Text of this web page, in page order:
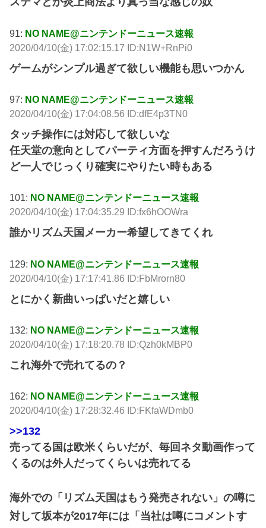
91: NO NAME@ニンテンドーニュース速報
2020/04/10(金) 17:02:15.17 ID:N1W+RnPi0
ゲームがシンプル過ぎて欲しい機能も思いつかん
97: NO NAME@ニンテンドーニュース速報
2020/04/10(金) 17:04:08.56 ID:dfE4p3TN0
タッチ操作には対応して欲しいな
任天堂の意向としてパーティ方面を押すんだろうけ
ど一人でじっくり確実にやりたい時もある
101: NO NAME@ニンテンドーニュース速報
2020/04/10(金) 17:04:35.29 ID:fx6hOOWra
誰かリズム天国メーカー希望してきてくれ
129: NO NAME@ニンテンドーニュース速報
2020/04/10(金) 17:17:41.86 ID:FbMrorn80
とにかく新曲いっぱいだと嬉しい
132: NO NAME@ニンテンドーニュース速報
2020/04/10(金) 17:18:20.78 ID:Qzh0kMBP0
これ海外で売れてるの？
162: NO NAME@ニンテンドーニュース速報
2020/04/10(金) 17:28:32.46 ID:FKfaWDmb0
>>132
売ってる国は欧米くらいだが、毎回ネタ動画作って
くるのは外人だってくらいは売れてる
海外での「リズム天国はもう発売されない」の噂に
対して坂本が2017年には「当社は噂にコメントす